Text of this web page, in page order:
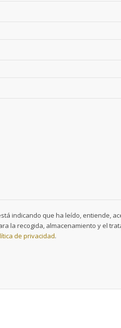
indicando que ha leído, entiende,
la recogida, almacenamiento y el
de privacidad.